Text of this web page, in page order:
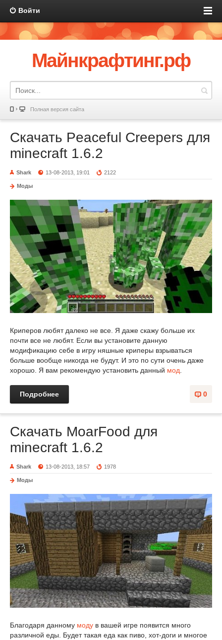
Войти
Майнкрафтинг.рф
Полная версия сайта
Скачать Peaceful Creepers для
minecraft 1.6.2
Shark 13-08-2013, 19:01 2122
Моды
Криперов любят далеко не все. Я даже скажу больше их
почти все не любят. Если вы установите данную
модификацию себе в игру няшные криперы взрываться
больше вообще никогда не будут. И это по сути очень даже
хорошо. Я вам рекомендую установить данный мод.
0
Подробнее
Скачать MoarFood для
minecraft 1.6.2
Shark 13-08-2013, 18:57 1978
Моды
Благодаря данному моду в вашей игре появится много
различной еды. Будет такая еда как пиво, хот-доги и многое